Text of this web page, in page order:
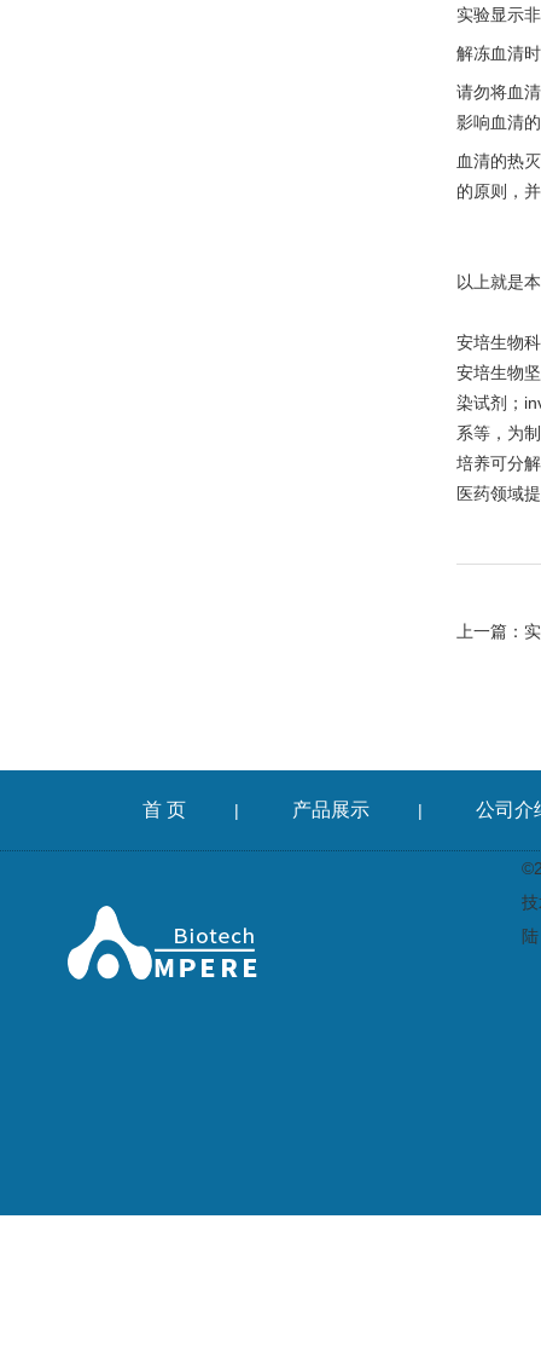
实验显示
解冻血清
请勿将血
影响血清
血清的热
的原则，
以上就是
安培生物
安培生物
染试剂；
系等，为
培养可分
医药领域
上一篇：
首 页 | 产品展示 | 公司介
陆